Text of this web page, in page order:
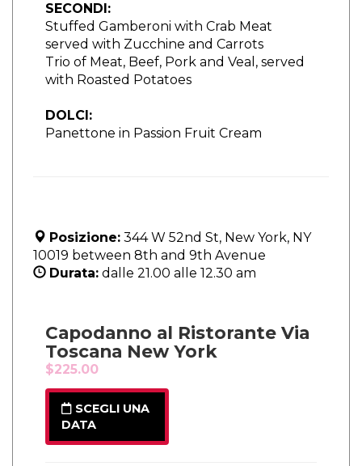
SECONDI:
Stuffed Gamberoni with Crab Meat
served with Zucchine and Carrots
Trio of Meat, Beef, Pork and Veal, served
with Roasted Potatoes
DOLCI:
Panettone in Passion Fruit Cream
Posizione: 344 W 52nd St, New York, NY
10019 between 8th and 9th Avenue
Durata: dalle 21.00 alle 12.30 am